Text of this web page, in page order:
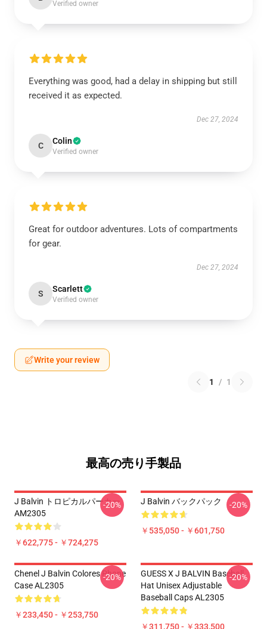
Verified owner
Everything was good, had a delay in shipping but still
received it as expected.
Dec 27, 2024
C Colin
Verified owner
Great for outdoor adventures. Lots of compartments
for gear.
Dec 27, 2024
S Scarlett
Verified owner
Write your review
1 / 1
最高の売り手製品
J Balvin トロピカルパーカー
AM2305
￥622,775 - ￥724,275
-20% J Balvin バックパック
￥535,050 - ￥601,750
-20%
Chenel J Balvin Colores Phone
Case AL2305
￥233,450 - ￥253,750
-20%
GUESS X J BALVIN Baseball
Hat Unisex Adjustable
Baseball Caps AL2305
￥311,750 - ￥333,500
-20%